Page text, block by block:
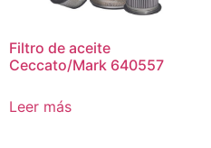
Filtro de aceite
Ceccato/Mark 640557
Leer más